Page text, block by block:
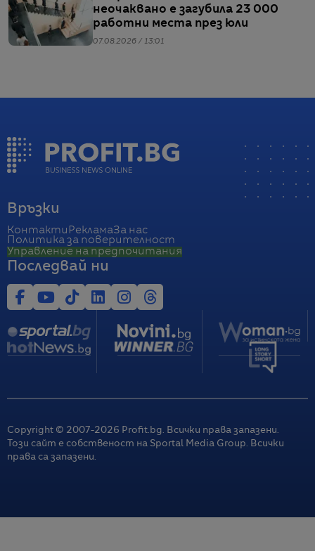
неочаквано е загубила 23 000
работни места през юли
07.08.2026 / 13:01
Връзки
Контакти РекламаЗа нас
Политика за поверителност
Управление на предпочитания
Последвай ни
Copyright © 2007-2026 Profit.bg. Всички права запазени.
Този сайт е собственост на Sportal Media Group. Всички
права са запазени.